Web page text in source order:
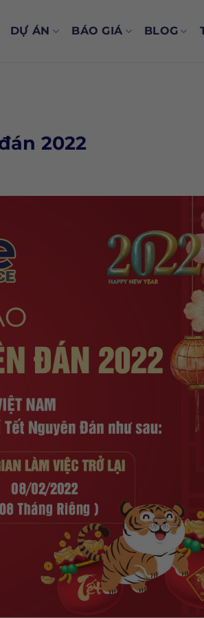
DỰ ÁN BÁO GIÁ BLOG
2022